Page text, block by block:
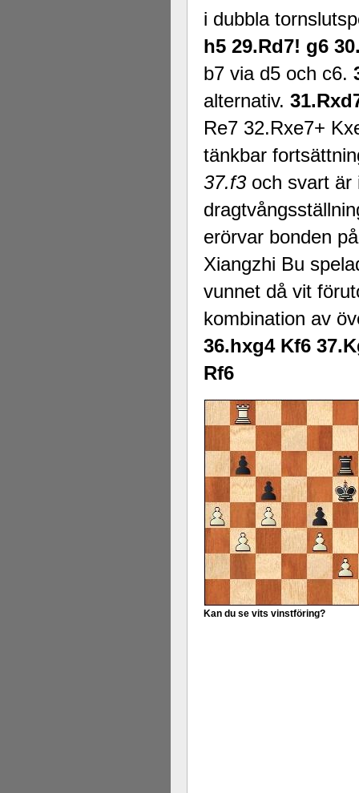
i dubbla
h5 29.Rd7! g6
b7 via d5 och c6.
alternativ.
Re7 32.Rxe7+
tänkbar
37.f3 och svart är
erörvar bonden
Xiangzhi Bu
vunnet då vit
kombination av
36.hxg4 Kf6
Rf6
Kan du se vits vinstföring?